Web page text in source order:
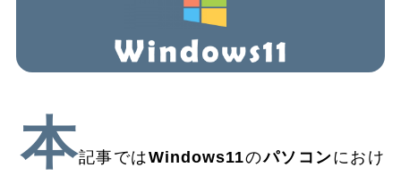
本記事ではWindows11のパソコンにおけ